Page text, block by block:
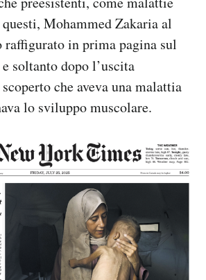
Mohammed Zakaria al
raffigurato in prima pagina sul
e soltanto dopo l’uscita
che aveva una malattia
lo sviluppo muscolare.